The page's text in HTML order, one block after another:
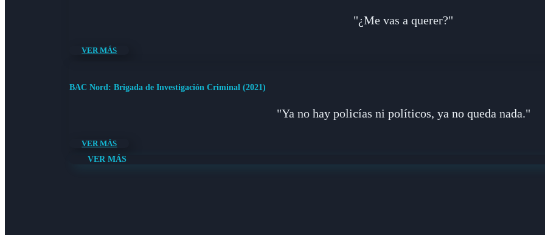
"¿Me vas a querer?"
VER MÁS
BAC Nord: Brigada de Investigación Criminal (2021)
"Ya no hay policías ni políticos, ya no queda nada."
VER MÁS
VER MÁS